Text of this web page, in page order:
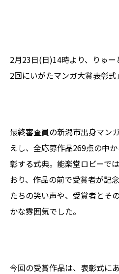
2月23日(日)14時より、りゅ
2回にいがたマンガ大賞表彰式
最終審査員の新潟市出身マン
えし、全応募作品269点の中
彰する式典。能楽堂ロビーで
おり、作品の前で受賞者が記
たちの笑い声や、受賞者とそ
かな雰囲気でした。
今回の受賞作品は、表彰式に